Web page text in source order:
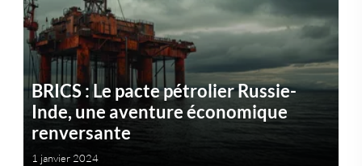
BRICS : Le pacte pétrolier Russie-
Inde, une aventure économique
renversante
1 janvier 2024